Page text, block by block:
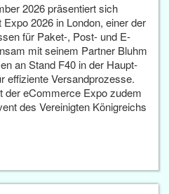
2026 präsentiert sich
2026 in London, einer der
für Paket-, Post- und E-
mit seinem Partner Bluhm
an Stand F40 in der Haupt­
effiziente Versandprozesse.
der eCommerce Expo zudem
des Vereinigten Königreichs